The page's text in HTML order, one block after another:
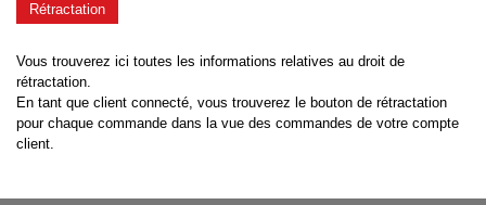
Rétractation
Vous trouverez ici toutes les informations relatives au droit de
rétractation.
En tant que client connecté, vous trouverez le bouton de rétractation
pour chaque commande dans la vue des commandes de votre compte
client.